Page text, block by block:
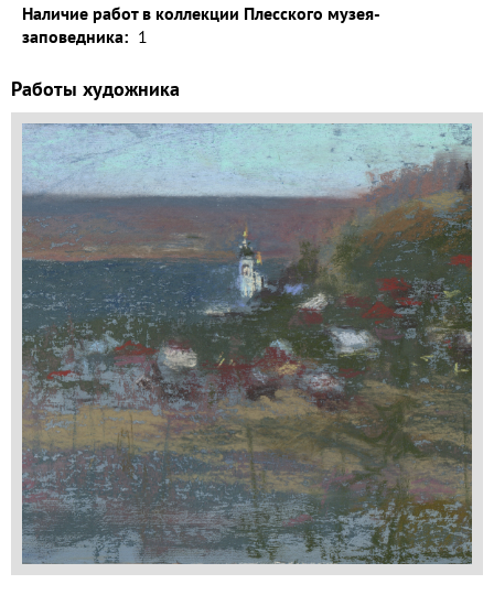
Наличие работ в коллекции Плесского музея-
заповедника: 1
Работы художника
Лето
Коллекция
музея
Музей
1
Применить
Сбросить